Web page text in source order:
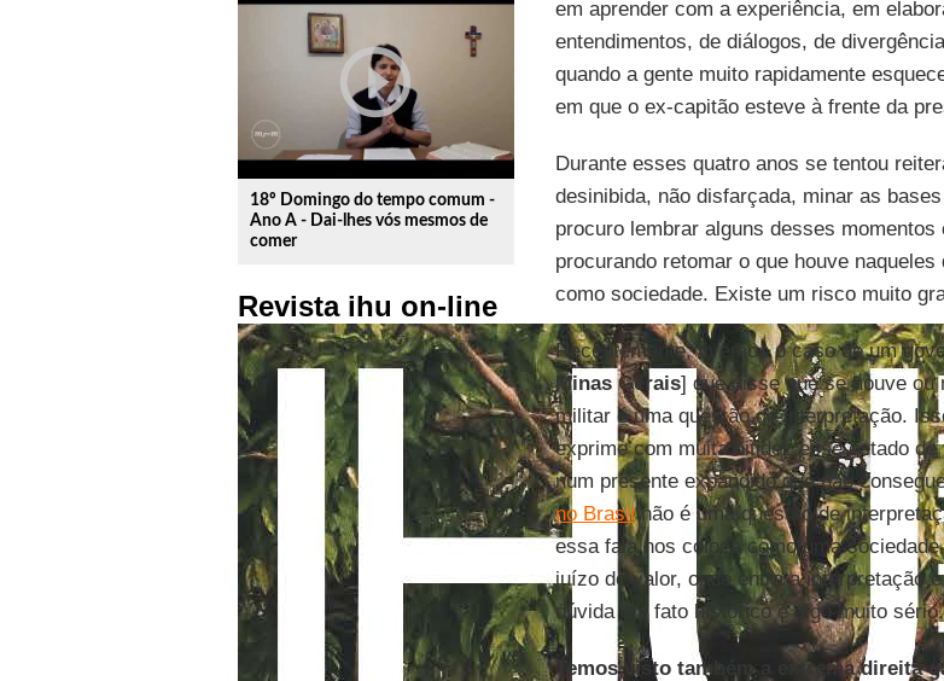
play_circle_outline
18º Domingo do tempo comum -
Ano A - Dai-lhes vós mesmos de
comer
Revista ihu on-line
em aprender com a experiência, em
entendimentos, de diálogos, de
quando a gente muito rapidamente
em que o ex-capitão esteve à frente da
Durante esses quatro anos se tentou
desinibida, não disfarçada, minar as
procuro lembrar alguns desses
procurando retomar o que houve
como sociedade. Existe um risco muito
Recentemente, tivemos o caso de um
Minas Gerais] que disse que se houve ou
militar é uma questão de interpretação.
exprime com muita nitidez esse estado
num presente expandido que não
no Brasilnão é uma questão de
essa fala nos coloca como uma
juízo de valor, onde entra a interpretação
dúvida um fato histórico é algo muito sério.
Temos visto também a extrema direita